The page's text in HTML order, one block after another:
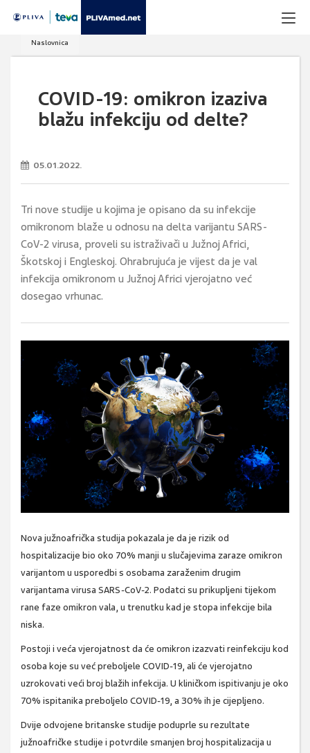
Naslovnica
COVID-19: omikron izaziva
blažu infekciju od delte?
05.01.2022.
Tri nove studije u kojima je opisano da su infekcije
omikronom blaže u odnosu na delta varijantu SARS-
CoV-2 virusa, proveli su istraživači u Južnoj Africi,
Škotskoj i Engleskoj. Ohrabrujuća je vijest da je val
infekcija omikronom u Južnoj Africi vjerojatno već
dosegao vrhunac.
Nova južnoafrička studija pokazala je da je rizik od
hospitalizacije bio oko 70% manji u slučajevima zaraze omikron
varijantom u usporedbi s osobama zaraženim drugim
varijantama virusa SARS-CoV-2. Podatci su prikupljeni tijekom
rane faze omikron vala, u trenutku kad je stopa infekcije bila
niska.
Postoji i veća vjerojatnost da će omikron izazvati reinfekciju kod
osoba koje su već preboljele COVID-19, ali će vjerojatno
uzrokovati veći broj blažih infekcija. U kliničkom ispitivanju je oko
70% ispitanika preboljelo COVID-19, a 30% ih je cijepljeno.
Dvije odvojene britanske studije poduprle su rezultate
južnoafričke studije i potvrdile smanjen broj hospitalizacija u